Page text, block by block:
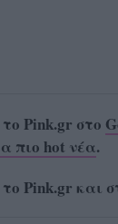
Pink.gr στο
πιο hot νέα.
Pink.gr και